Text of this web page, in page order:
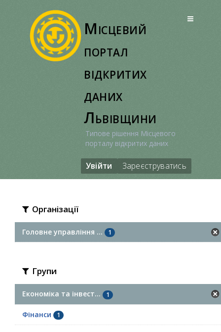
Місцевий
портал
відкритих
даних
Львівщини
Типове рішення Місцевого
порталу відкритих даних
Увійти Зареєструватись
Організації
Головне управління ... 1
Групи
Економіка та інвест... 1
Фінанси 1